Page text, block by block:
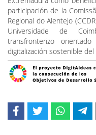
Bauhaus Europea:
vida, posicionándose
revitalización integral
EUROACE.
La Diputación de
presupuesto de
FEDER. El proyecto
Extremadura como
participación de la
Universidade de
transfronterizo